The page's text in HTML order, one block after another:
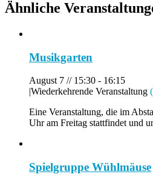
Ähnliche
Musikgarten
August 7 // 15:30 - 16:15
|Wiederkehrende Veranstaltung
Eine Veranstaltung, die im
Uhr am Freitag stattfindet und
Spielgruppe Wühlmäuse